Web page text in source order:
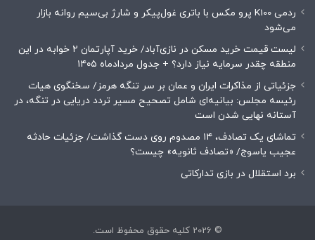
ردمی K100 پرو مکس با باتری غول‌پیکر و شارژ بی‌سیم روانه بازار
می‌شود
لیست قیمت خرید مسکن در نازی‌آباد/ خرید آپارتمان ۲ خوابه در این
منطقه چقدر سرمایه نیاز دارد؟ + جدول مردادماه ۱۴۰۵
جزئیاتی از مذاکرات ایران و عمان بر سر تنگه هرمز/ سخنگوی هیات
رئیسه مجلس: بیانیه‌ای شامل تصحیح مسیر تردد دریایی در تنگه، در
آستانه نهایی شدن است
تماشای یک تصادف، ۱۴ مصدوم روی دست گذاشت/ جزئیات حادثه
عجیب یاسوج/ «تصادف ثانویه» چیست؟
برد استقلال در بازی تدارکاتی
© 2026 کلیه حقوق محفوظ است.